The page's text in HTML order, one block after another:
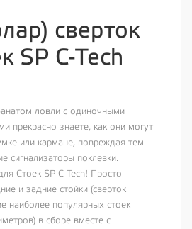
сверток
SP C-Tech
ловли с одиночными
прекрасно знаете, как они могут
или кармане, повреждая тем
сигнализаторы поклевки.
Стоек SP C-Tech! Просто
и задние стойки (сверток
наиболее популярных стоек
в сборе вместе с